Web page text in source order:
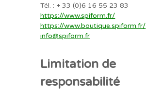
Tél. : + 33 (0)6 16 55 23 83
https://www.spiform.fr/
https://www.boutique.spiform.fr/
info@spiform.fr
Limitation de
responsabilité